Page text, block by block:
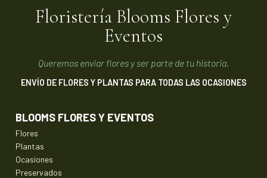
Floristería Blooms Flores y
Eventos
Queremos enviar flores y ser parte de tu historia.
ENVÍO DE FLORES Y PLANTAS PARA TODAS LAS OCASIONES
BLOOMS FLORES Y EVENTOS
Flores
Plantas
Ocasiones
Preservados